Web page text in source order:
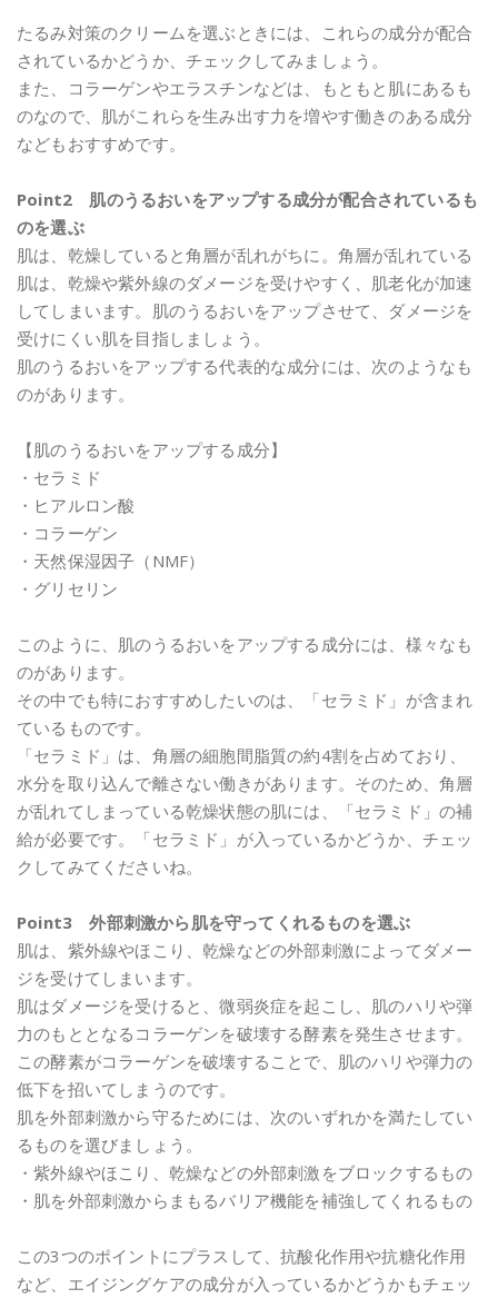
たるみ対策のクリームを選ぶときには、これらの成分が配合
されているかどうか、チェックしてみましょう。
また、コラーゲンやエラスチンなどは、もともと肌にあるも
のなので、肌がこれらを生み出す力を増やす働きのある成分
などもおすすめです。
Point2 肌のうるおいをアップする成分が配合されているも
のを選ぶ
肌は、乾燥していると角層が乱れがちに。角層が乱れている
肌は、乾燥や紫外線のダメージを受けやすく、肌老化が加速
してしまいます。肌のうるおいをアップさせて、ダメージを
受けにくい肌を目指しましょう。
肌のうるおいをアップする代表的な成分には、次のようなも
のがあります。
【肌のうるおいをアップする成分】
・セラミド
・ヒアルロン酸
・コラーゲン
・天然保湿因子（NMF）
・グリセリン
このように、肌のうるおいをアップする成分には、様々なも
のがあります。
その中でも特におすすめしたいのは、「セラミド」が含まれ
ているものです。
「セラミド」は、角層の細胞間脂質の約4割を占めており、
水分を取り込んで離さない働きがあります。そのため、角層
が乱れてしまっている乾燥状態の肌には、「セラミド」の補
給が必要です。「セラミド」が入っているかどうか、チェッ
クしてみてくださいね。
Point3 外部刺激から肌を守ってくれるものを選ぶ
肌は、紫外線やほこり、乾燥などの外部刺激によってダメー
ジを受けてしまいます。
肌はダメージを受けると、微弱炎症を起こし、肌のハリや弾
力のもととなるコラーゲンを破壊する酵素を発生させます。
この酵素がコラーゲンを破壊することで、肌のハリや弾力の
低下を招いてしまうのです。
肌を外部刺激から守るためには、次のいずれかを満たしてい
るものを選びましょう。
・紫外線やほこり、乾燥などの外部刺激をブロックするもの
・肌を外部刺激からまもるバリア機能を補強してくれるもの
この3つのポイントにプラスして、抗酸化作用や抗糖化作用
など、エイジングケアの成分が入っているかどうかもチェッ